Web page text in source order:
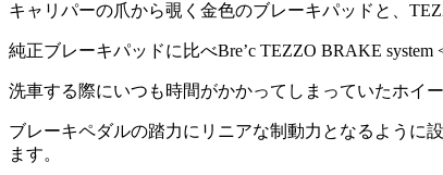
キャリパーの爪から覗く金色のブレーキパッドと、
純正ブレーキパッドに比べBre’c TEZZO BRAKE
洗車する際にいつも時間がかかってしまっていたホイ
ブレーキペダルの踏力にリニアな制動力となるように
ます。